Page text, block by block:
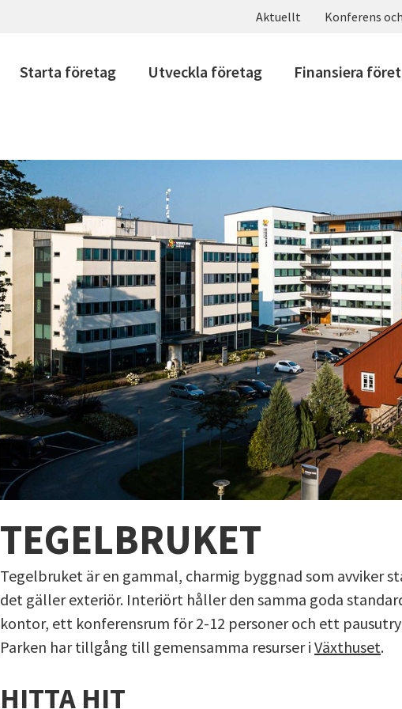
Aktuellt Konferens
Starta företag Utveckla företag Finansiera
TEGELBRUKET
Tegelbruket är en gammal, charmig byggnad som avviker
det gäller exteriör. Interiört håller den samma goda
kontor, ett konferensrum för 2-12 personer och ett
Parken har tillgång till gemensamma resurser i Växthuset.
HITTA HIT